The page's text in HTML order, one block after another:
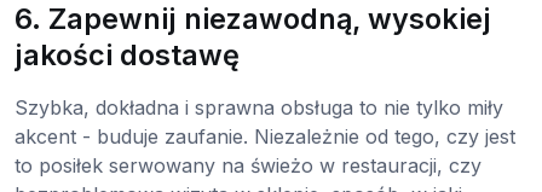
6. Zapewnij niezawodną, wysokiej
jakości dostawę
Szybka, dokładna i sprawna obsługa to nie tylko miły
akcent - buduje zaufanie. Niezależnie od tego, czy jest
to posiłek serwowany na świeżo w restauracji, czy